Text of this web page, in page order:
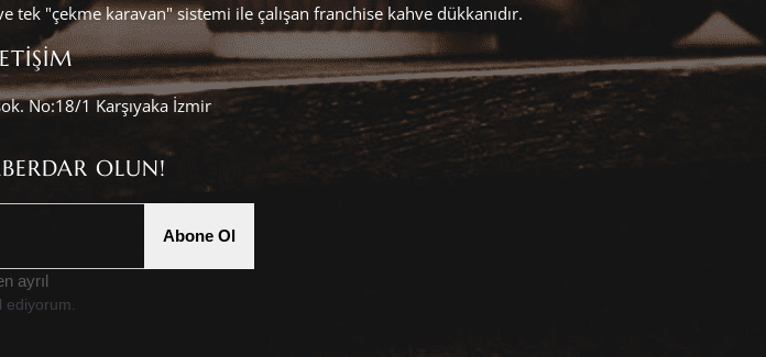
tek "çekme karavan" sistemi ile çalışan franchise kahve dükkanıdır.
No:18/1 Karşıyaka İzmir
OLUN!
Abone Ol
ayrıl
ediyorum.